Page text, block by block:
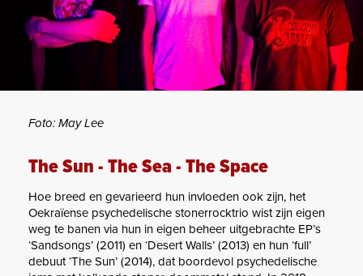
Foto: May Lee
The Sun - The Sea - The Space
Hoe breed en gevarieerd hun invloeden ook zijn, het
Oekraïense psychedelische stonerrocktrio wist zijn eigen
weg te banen via hun in eigen beheer uitgebrachte EP’s
‘Sandsongs’ (2011) en ‘Desert Walls’ (2013) en hun ‘full’
debuut ‘The Sun’ (2014), dat boordevol psychedelische